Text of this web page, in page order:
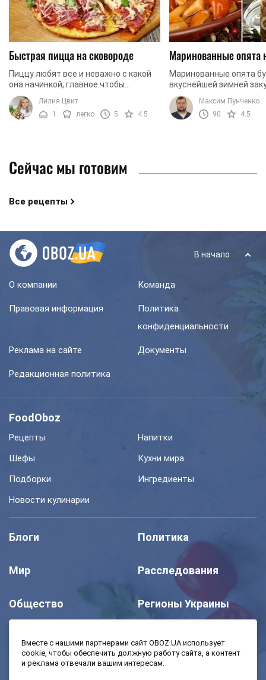
Быстрая пицца на сковороде
Пиццу любят все и неважно с какой
она начинкой, главное чтобы
побольше. В таком случае, что может
быть лучше, чем приготовить ее
самостоятельно из ...
Лилия Цвит
1
легко 5 4.5
Маринованные опята
Маринованные опята
вкуснейшей зимней
давайте приготовим их
Максим Пунченко
90
4.5
Сейчас мы готовим
Все рецепты
В начало
О компании Команда
Правовая информация
Политика
конфиденциальности
Реклама на сайте Документы
Редакционная политика
FoodOboz
Рецепты
Напитки
Шефы
Кухни мира
Подборки
Ингредиенты
Новости кулинарии
Блоги Политика
Мир Расследования
Общество Регионы Украины
Моя школа Авто
Вместе с нашими партнерами сайт OBOZ.UA использует
cookie, чтобы обеспечить должную работу сайта, а контент
и реклама отвечали вашим интересам.